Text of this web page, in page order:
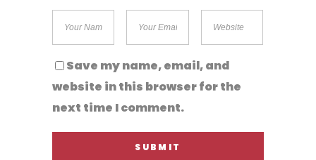
Save my name, email, and
website in this browser for the
next time I comment.